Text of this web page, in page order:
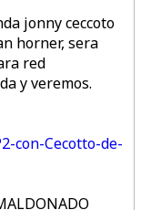
jonny ceccoto
horner, sera
red
y veremos.
con-Cecotto-de-